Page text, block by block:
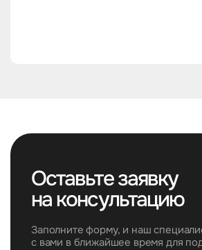
Оставьте заявку
на консультацию
Заполните форму, и наш
с вами в ближайшее время для